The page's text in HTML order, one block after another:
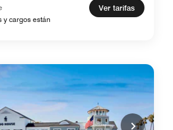
y cargos están
Ver tarifas